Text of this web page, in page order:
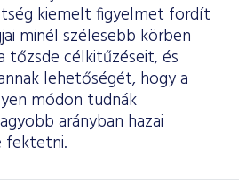
kiemelt figyelmet fordít
minél szélesebb körben
tőzsde célkitűzéseit, és
lehetőségét, hogy a
módon tudnák
arányban hazai
fektetni.